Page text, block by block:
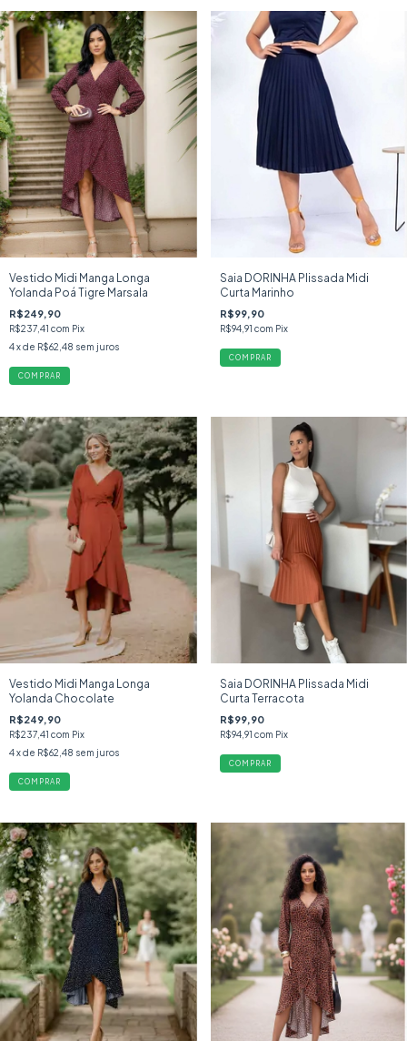
Vestido Midi Manga Longa
Yolanda Poá Tigre Marsala
R$249,90
R$237,41 com Pix
4x de R$62,48 sem juros
COMPRAR
Saia DORINHA Plissada Midi
Curta Marinho
R$99,90
R$94,91 com Pix
COMPRAR
Vestido Midi Manga Longa
Yolanda Chocolate
R$249,90
R$237,41 com Pix
4x de R$62,48 sem juros
COMPRAR
Saia DORINHA Plissada Midi
Curta Terracota
R$99,90
R$94,91 com Pix
COMPRAR